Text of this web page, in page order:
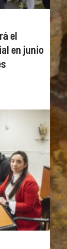
el
en junio